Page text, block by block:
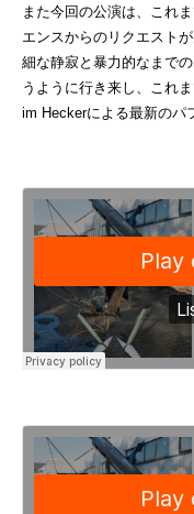
また今回の公演は、これ
エンスからのリクエスト
細な静寂と暴力的なまで
うように行き来し、これ
im Heckerによる最新のパ